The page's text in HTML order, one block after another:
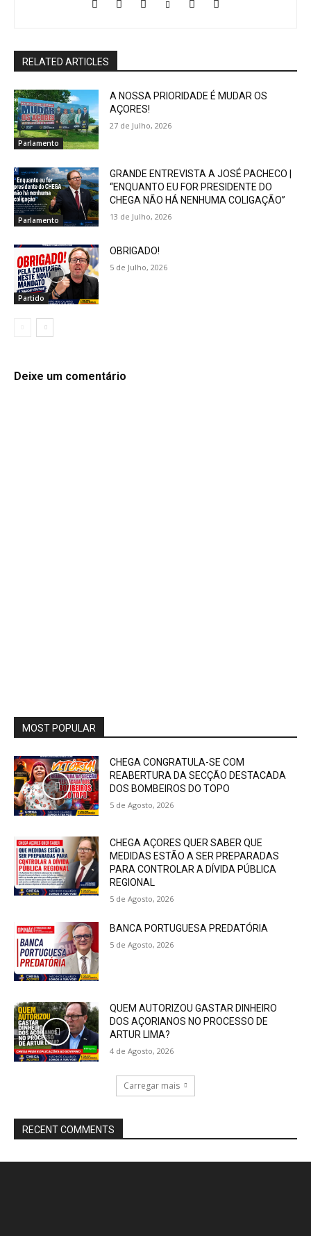
RELATED ARTICLES
Parlamento
A NOSSA PRIORIDADE É MUDAR OS
AÇORES!
27 de Julho, 2026
Parlamento
GRANDE ENTREVISTA A JOSÉ PACHECO |
“ENQUANTO EU FOR PRESIDENTE DO
CHEGA NÃO HÁ NENHUMA COLIGAÇÃO”
13 de Julho, 2026
Partido
OBRIGADO!
5 de Julho, 2026
Deixe um comentário
MOST POPULAR
CHEGA CONGRATULA-SE COM
REABERTURA DA SECÇÃO DESTACADA
DOS BOMBEIROS DO TOPO
5 de Agosto, 2026
CHEGA AÇORES QUER SABER QUE
MEDIDAS ESTÃO A SER PREPARADAS
PARA CONTROLAR A DÍVIDA PÚBLICA
REGIONAL
5 de Agosto, 2026
BANCA PORTUGUESA PREDATÓRIA
5 de Agosto, 2026
QUEM AUTORIZOU GASTAR DINHEIRO
DOS AÇORIANOS NO PROCESSO DE
ARTUR LIMA?
4 de Agosto, 2026
Carregar mais
RECENT COMMENTS